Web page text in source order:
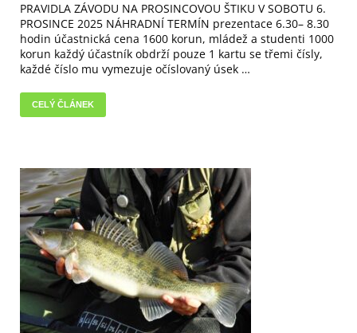
PRAVIDLA ZÁVODU NA PROSINCOVOU ŠTIKU V SOBOTU 6.
PROSINCE 2025 NÁHRADNÍ TERMÍN prezentace 6.30– 8.30
hodin účastnická cena 1600 korun, mládež a studenti 1000
korun každý účastník obdrží pouze 1 kartu se třemi čísly,
každé číslo mu vymezuje očíslovaný úsek …
CELÝ ČLÁNEK